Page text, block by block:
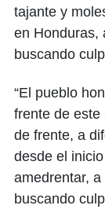
tajante y
en Honduras,
buscando
“El pueblo
frente de
de frente, a
desde el
amedrentar,
buscando